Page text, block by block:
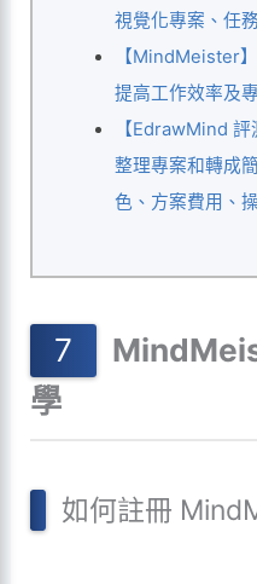
視覺化專案、任
【MindMeister
提高工作效率及
【EdrawMind
整理專案和轉成
色、方案費用、
學
如何註冊